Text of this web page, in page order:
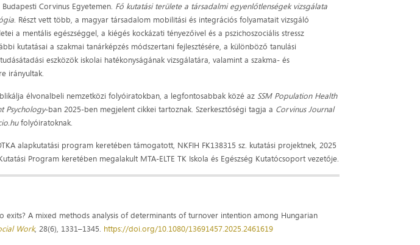
Corvinus Egyetemen. Fő kutatási területe a társadalmi egyenlőtlenségek vizsgálata
. Részt vett több, a magyar társadalom mobilitási és integrációs folyamatait vizsgáló
a mentális egészséggel, a kiégés kockázati tényezőivel és a pszichoszociális stressz
kutatásai a szakmai tanárképzés módszertani fejlesztésére, a különböző tanulási
eszközök iskolai hatékonyságának vizsgálatára, valamint a szakma- és
irányultak.
élvonalbeli nemzetközi folyóiratokban, a legfontosabbak közé az SSM Population Health
Psychology-ban 2025-ben megjelent cikkei tartoznak. Szerkesztőségi tagja a Corvinus Journal
folyóiratoknak.
alapkutatási program keretében támogatott, NKFIH FK138315 sz. kutatási projektnek, 2025
Program keretében megalakult MTA-ELTE TK Iskola és Egészség Kutatócsoport vezetője.
exits? A mixed methods analysis of determinants of turnover intention among Hungarian
Work, 28(6), 1331–1345. https://doi.org/10.1080/13691457.2025.2461619